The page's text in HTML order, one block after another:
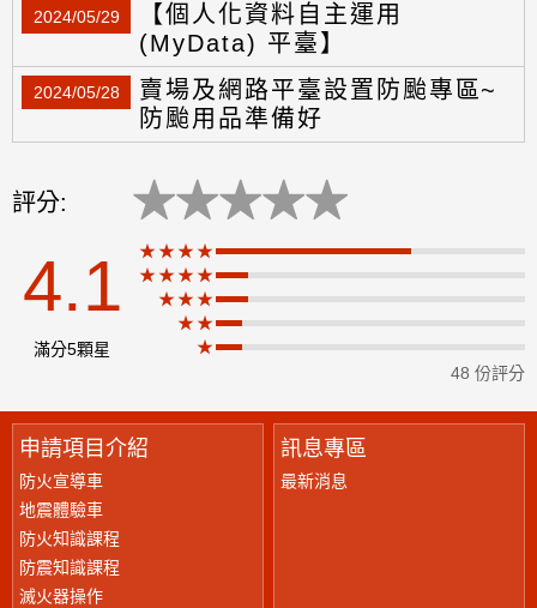
【個人化資料自主運用
(MyData) 平臺】
2024/05/29
賣場及網路平臺設置防颱專區~
防颱用品準備好
2024/05/28
評分: ★★★★★
4.1
滿分5顆星
★★★★
★
★★★★
★★★
★★
★
48 份評分
申請項目介紹
防火宣導車
地震體驗車
防火知識課程
防震知識課程
滅火器操作
訊息專區
最新消息